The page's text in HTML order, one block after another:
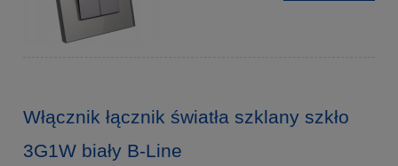
Włącznik łącznik światła szklany szkło
3G1W biały B-Line